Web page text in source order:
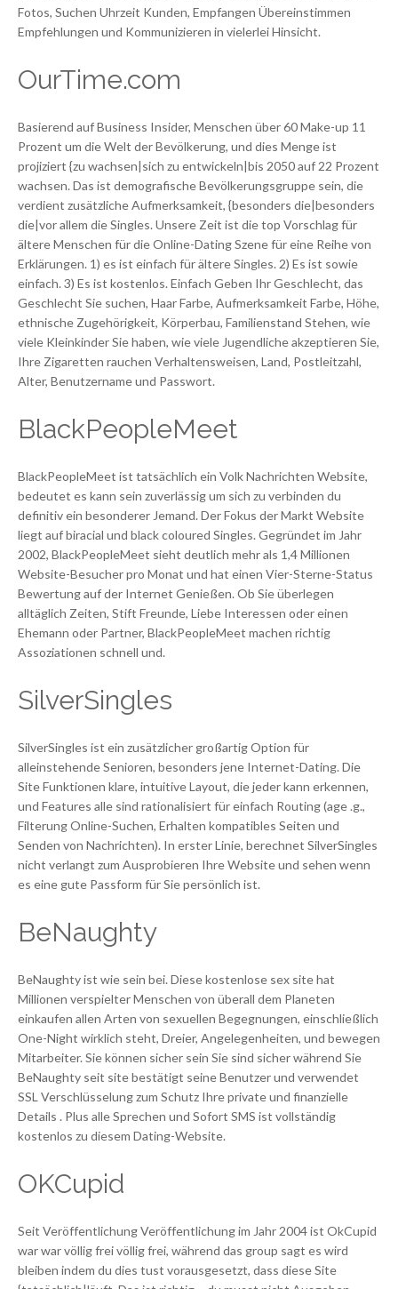
Fotos, Suchen Uhrzeit Kunden, Empfangen Übereinstimmen
Empfehlungen und Kommunizieren in vielerlei Hinsicht.
OurTime.com
Basierend auf Business Insider, Menschen über 60 Make-up 11
Prozent um die Welt der Bevölkerung, und dies Menge ist
projiziert {zu wachsen|sich zu entwickeln|bis 2050 auf 22 Prozent
wachsen. Das ist demografische Bevölkerungsgruppe sein, die
verdient zusätzliche Aufmerksamkeit, {besonders die|besonders
die|vor allem die Singles. Unsere Zeit ist die top Vorschlag für
ältere Menschen für die Online-Dating Szene für eine Reihe von
Erklärungen. 1) es ist einfach für ältere Singles. 2) Es ist sowie
einfach. 3) Es ist kostenlos. Einfach Geben Ihr Geschlecht, das
Geschlecht Sie suchen, Haar Farbe, Aufmerksamkeit Farbe, Höhe,
ethnische Zugehörigkeit, Körperbau, Familienstand Stehen, wie
viele Kleinkinder Sie haben, wie viele Jugendliche akzeptieren Sie,
Ihre Zigaretten rauchen Verhaltensweisen, Land, Postleitzahl,
Alter, Benutzername und Passwort.
BlackPeopleMeet
BlackPeopleMeet ist tatsächlich ein Volk Nachrichten Website,
bedeutet es kann sein zuverlässig um sich zu verbinden du
definitiv ein besonderer Jemand. Der Fokus der Markt Website
liegt auf biracial und black coloured Singles. Gegründet im Jahr
2002, BlackPeopleMeet sieht deutlich mehr als 1,4 Millionen
Website-Besucher pro Monat und hat einen Vier-Sterne-Status
Bewertung auf der Internet Genießen. Ob Sie überlegen
alltäglich Zeiten, Stift Freunde, Liebe Interessen oder einen
Ehemann oder Partner, BlackPeopleMeet machen richtig
Assoziationen schnell und.
SilverSingles
SilverSingles ist ein zusätzlicher großartig Option für
alleinstehende Senioren, besonders jene Internet-Dating. Die
Site Funktionen klare, intuitive Layout, die jeder kann erkennen,
und Features alle sind rationalisiert für einfach Routing (age .g.,
Filterung Online-Suchen, Erhalten kompatibles Seiten und
Senden von Nachrichten). In erster Linie, berechnet SilverSingles
nicht verlangt zum Ausprobieren Ihre Website und sehen wenn
es eine gute Passform für Sie persönlich ist.
BeNaughty
BeNaughty ist wie sein bei. Diese kostenlose sex site hat
Millionen verspielter Menschen von überall dem Planeten
einkaufen allen Arten von sexuellen Begegnungen, einschließlich
One-Night wirklich steht, Dreier, Angelegenheiten, und bewegen
Mitarbeiter. Sie können sicher sein Sie sind sicher während Sie
BeNaughty seit site bestätigt seine Benutzer und verwendet
SSL Verschlüsselung zum Schutz Ihre private und finanzielle
Details . Plus alle Sprechen und Sofort SMS ist vollständig
kostenlos zu diesem Dating-Website.
OKCupid
Seit Veröffentlichung Veröffentlichung im Jahr 2004 ist OkCupid
war war völlig frei völlig frei, während das group sagt es wird
bleiben indem du dies tust vorausgesetzt, dass diese Site